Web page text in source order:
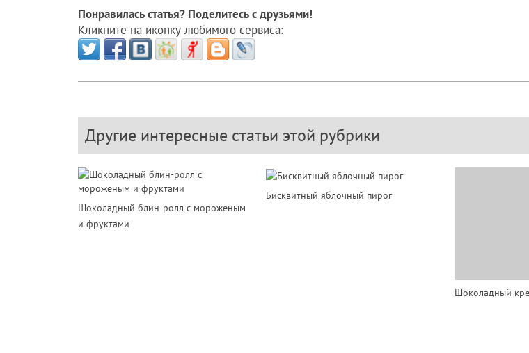
Понравилась статья? Поделитесь с друзьями!
Кликните на иконку любимого сервиса:
Другие интересные статьи этой рубрики
Шоколадный блин-ролл с мороженым
и фруктами
Бисквитный яблочный пирог
Шоколадный